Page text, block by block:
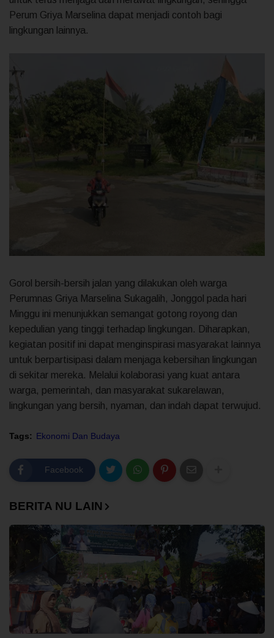
Perum Griya Marselina dapat menjadi contoh bagi
lingkungan lainnya.
Gorol bersih-bersih jalan yang dilakukan oleh warga
Perumnas Griya Marselina Sukagalih, Jonggol pada hari
Minggu ini menunjukkan semangat gotong royong dan
kepedulian yang tinggi terhadap lingkungan. Diharapkan,
kegiatan positif ini dapat menginspirasi masyarakat lainnya
untuk berpartisipasi dalam menjaga kebersihan lingkungan
di sekitar mereka. Melalui kolaborasi yang kuat antara
warga, pemerintah, dan masyarakat sukarelawan,
lingkungan yang bersih, nyaman, dan indah dapat terwujud.
Tags: Ekonomi Dan Budaya
Facebook
BERITA NU LAIN